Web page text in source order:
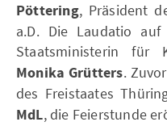
Pöttering, Präsident
a.D. Die Laudatio
Staatsministerin für
Monika Grütters.
des Freistaates
MdL, die Feierstunde